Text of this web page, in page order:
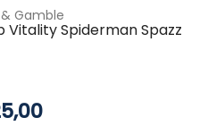
Gamble
Spiderman Spazz